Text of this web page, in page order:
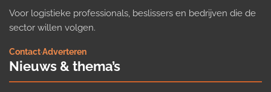
Voor logistieke professionals, beslissers en bedrijven die de
sector willen volgen.
Contact·Adverteren
Nieuws & thema’s